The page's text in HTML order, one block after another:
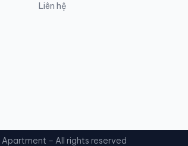
Liên hệ
– All rights reserved